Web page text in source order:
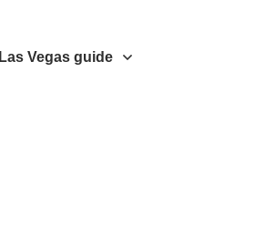
Las Vegas guide